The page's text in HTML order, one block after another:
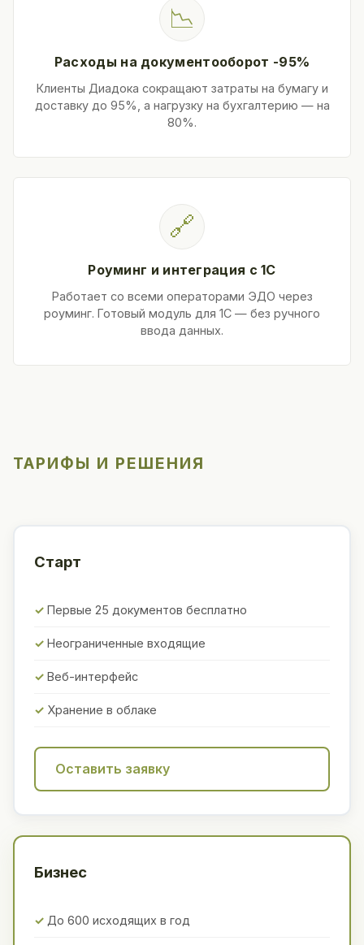
📉
Расходы на документооборот -95%
Клиенты Диадока сокращают затраты на бумагу и
доставку до 95%, а нагрузку на бухгалтерию — на
80%.
🔗
Роуминг и интеграция с 1С
Работает со всеми операторами ЭДО через
роуминг. Готовый модуль для 1С — без ручного
ввода данных.
ТАРИФЫ И РЕШЕНИЯ
Старт
Первые 25 документов бесплатно
Неограниченные входящие
Веб-интерфейс
Хранение в облаке
Оставить заявку
Бизнес
До 600 исходящих в год